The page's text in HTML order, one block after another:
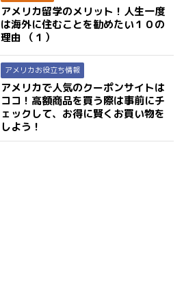
アメリカ留学のメリット！人生一度
は海外に住むことを勧めたい１０の
理由 （１）
アメリカお役立ち情報
アメリカで人気のクーポンサイトは
ココ！高額商品を買う際は事前にチ
ェックして、お得に賢くお買い物を
しよう！